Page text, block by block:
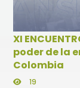
XI
poder de la
Colombia
19